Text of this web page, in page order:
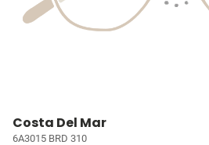
Costa Del Mar
6A3015 BRD 310